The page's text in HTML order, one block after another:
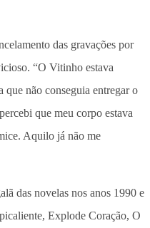
das gravações por
“O Vitinho estava
que não conseguia entregar o
que meu corpo estava
Aquilo já não me
das novelas nos anos 1990 e
Explode Coração, O